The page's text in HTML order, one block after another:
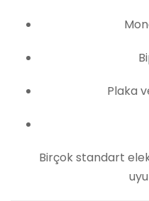
Plaka
Birçok standart